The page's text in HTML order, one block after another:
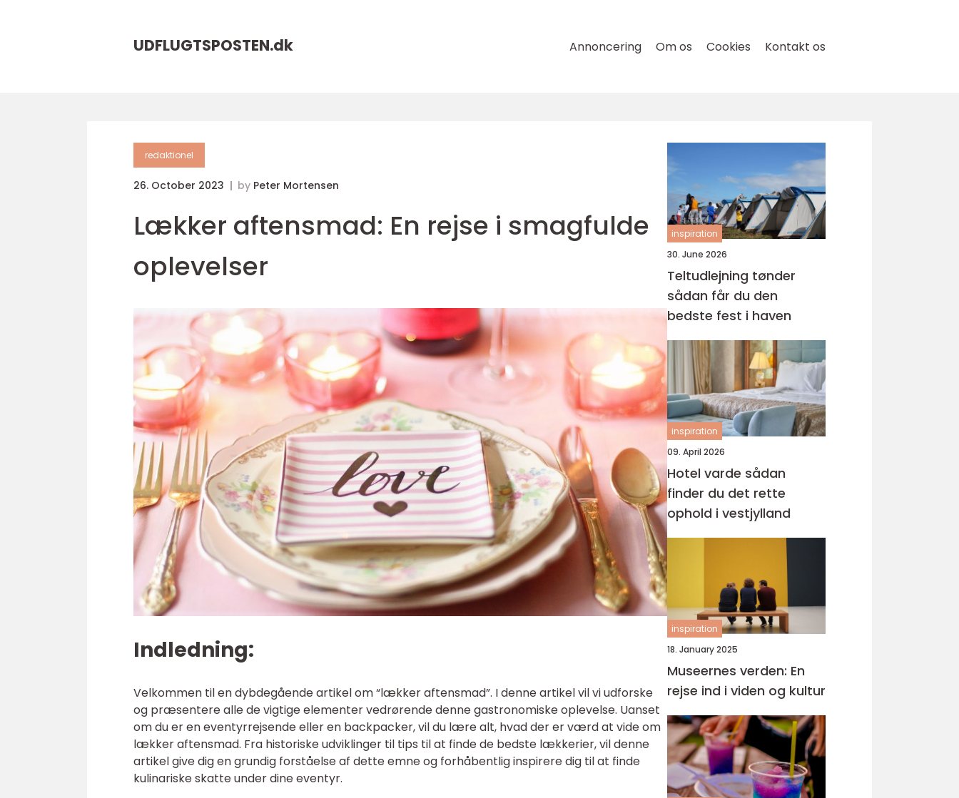
UDFLUGTSPOSTEN.dk Annoncering Om os Cookies Kontakt os
redaktionel
26. October 2023 by Peter Mortensen
Lækker aftensmad: En rejse i smagfulde
oplevelser
Indledning:
Velkommen til en dybdegående artikel om “lækker aftensmad”. I denne artikel vil vi udforske
og præsentere alle de vigtige elementer vedrørende denne gastronomiske oplevelse. Uanset
om du er en eventyrrejsende eller en backpacker, vil du lære alt, hvad der er værd at vide om
lækker aftensmad. Fra historiske udviklinger til tips til at finde de bedste lækkerier, vil denne
artikel give dig en grundig forståelse af dette emne og forhåbentlig inspirere dig til at finde
kulinariske skatte under dine eventyr.
inspiration
30. June 2026
Teltudlejning tønder
sådan får du den
bedste fest i haven
inspiration
09. April 2026
Hotel varde sådan
finder du det rette
ophold i vestjylland
inspiration
18. January 2025
Museernes verden: En
rejse ind i viden og kultur